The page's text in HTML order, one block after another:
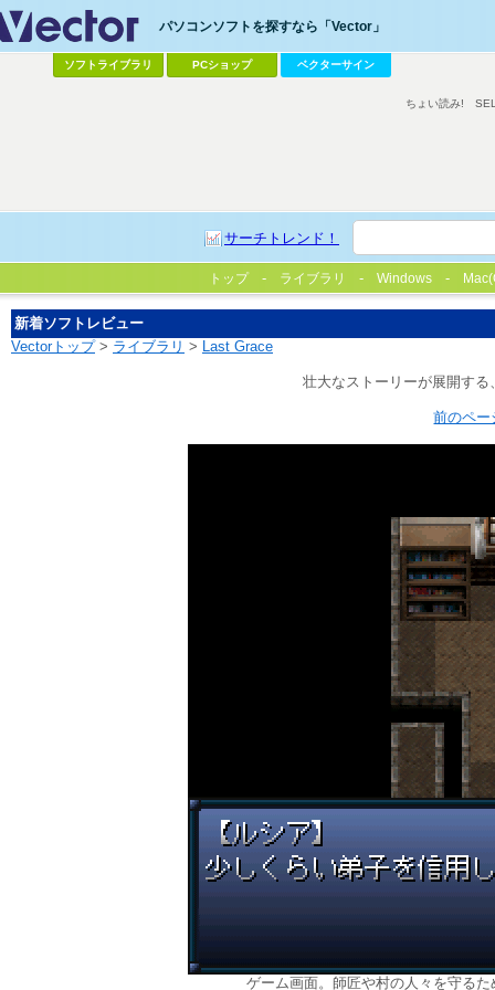
パソコンソフトを探すなら「Vector」
ソフトライブラリ PCショップ ベクターサイン
サーチトレンド！
ちょい読み!
トップ ライブラリ Windows
新着ソフトレビュー
Vectorトップ> ライブラリ > Last Grace
壮大なストーリーが展開す
前のペー
ゲーム画面。師匠や村の人々を守る